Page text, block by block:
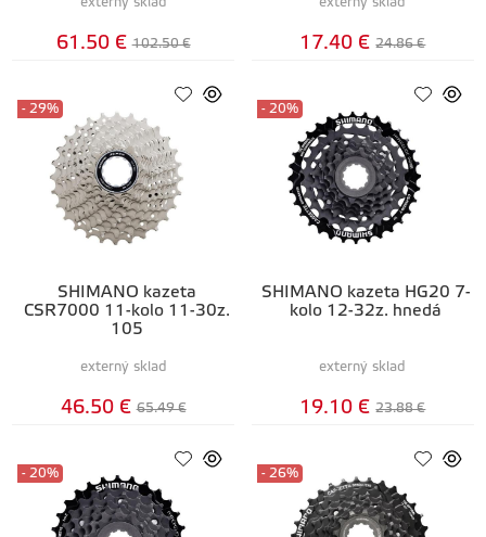
externý sklad
61.50 € 102.50 €
externý sklad
17.40 € 24.86 €
SHIMANO kazeta
CSR7000 11-kolo 11-30z.
105
- 29%
externý sklad
46.50 € 65.49 €
SHIMANO kazeta HG20 7-
kolo 12-32z. hnedá
- 20%
externý sklad
19.10 € 23.88 €
- 20% - 26%